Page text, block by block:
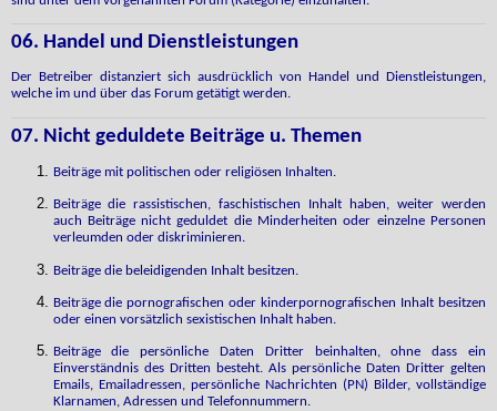
06. Handel und Dienstleistungen
Der Betreiber distanziert sich ausdrücklich von Handel und Dienstleistungen,
welche im und über das Forum getätigt werden.
07. Nicht geduldete Beiträge u. Themen
Beiträge mit politischen oder religiösen Inhalten.
Beiträge die rassistischen, faschistischen Inhalt haben, weiter werden
auch Beiträge nicht geduldet die Minderheiten oder einzelne Personen
verleumden oder diskriminieren.
Beiträge die beleidigenden Inhalt besitzen.
Beiträge die pornografischen oder kinderpornografischen Inhalt besitzen
oder einen vorsätzlich sexistischen Inhalt haben.
Beiträge die persönliche Daten Dritter beinhalten, ohne dass ein
Einverständnis des Dritten besteht. Als persönliche Daten Dritter gelten
Emails, Emailadressen, persönliche Nachrichten (PN) Bilder, vollständige
Klarnamen, Adressen und Telefonnummern.